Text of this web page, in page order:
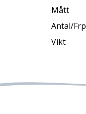
Mått
Antal/Frp
Vikt